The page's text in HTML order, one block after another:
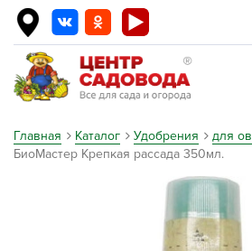
Главная Каталог Удобрения
для
БиоМастер Крепкая рассада 350мл.